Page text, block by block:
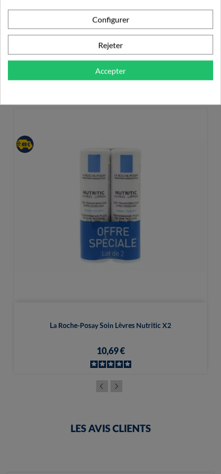
PRODUITS DE LA MÊME CATÉGORIE
La Roche-Posay Soin Lèvres Nutritic X2
10,69 €
LES AVIS CLIENTS
Configurer
Rejeter
Accepter